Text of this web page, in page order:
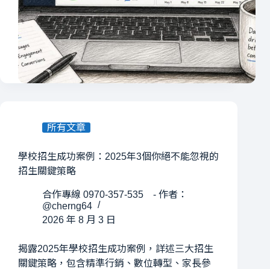
所有文章
學校招生成功案例：2025年3個你絕不能忽視的
招生關鍵策略
合作專線 0970-357-535 - 作者：
@cherng64
2026 年 8 月 3 日
揭露2025年學校招生成功案例，詳述三大招生
關鍵策略，包含精準行銷、數位轉型、家長參